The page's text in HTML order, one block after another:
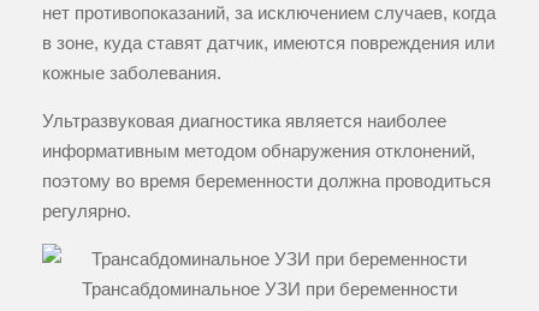
нет противопоказаний, за исключением случаев, когда
в зоне, куда ставят датчик, имеются повреждения или
кожные заболевания.
Ультразвуковая диагностика является наиболее
информативным методом обнаружения отклонений,
поэтому во время беременности должна проводиться
регулярно.
Трансабдоминальное УЗИ при беременности